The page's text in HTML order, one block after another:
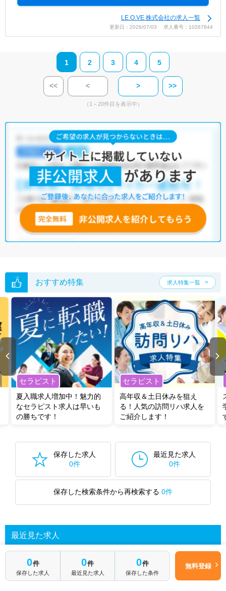
LE.O.VE 株式会社の求人一覧
更新日：2026/07/03 求人番号：10267844
1 2 3 4 5
<< < > >>
（1～20件目を表示中）
おすすめ特集 求人特集一覧
セラピスト
夏入職求人増加中！魅力的
なセラピスト求人は早いも
の勝ちです！
セラピスト
高年収＆土日休みを狙え
る！人気の訪問リハ求人を
ご紹介します！
保存した求人
0件
最近見た求人
0件
保存した検索条件から再検索する 0件
最近見た求人
あなたが最近見た求人を表示します
0件
保存した求人
0件
最近見た求人
0件
保存した条件
無料登録